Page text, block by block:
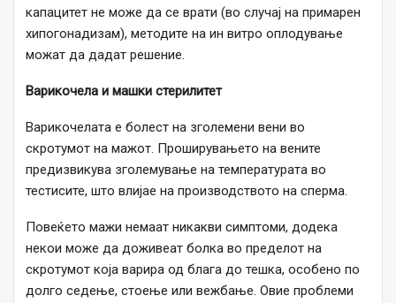
капацитет не може да се врати (во случај на примарен
хипогонадизам), методите на ин витро оплодување
можат да дадат решение.
Варикочела и машки стерилитет
Варикочелата е болест на зголемени вени во
скротумот на мажот. Проширувањето на вените
предизвикува зголемување на температурата во
тестисите, што влијае на производството на сперма.
Повеќето мажи немаат никакви симптоми, додека
некои може да доживеат болка во пределот на
скротумот која варира од блага до тешка, особено по
долго седење, стоење или вежбање. Овие проблеми